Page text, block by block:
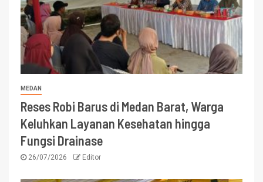
MEDAN
Reses Robi Barus di Medan Barat, Warga
Keluhkan Layanan Kesehatan hingga
Fungsi Drainase
26/07/2026 Editor